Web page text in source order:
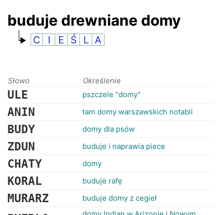
RANKINGI
buduje drewniane domy
C I E Ś L A
Słowo Określenie
ULE pszczele "domy"
ANIN tam domy warszawskich notabli
BUDY domy dla psów
ZDUN buduje i naprawia piece
CHATY domy
KORAL buduje rafę
MURARZ buduje domy z cegieł